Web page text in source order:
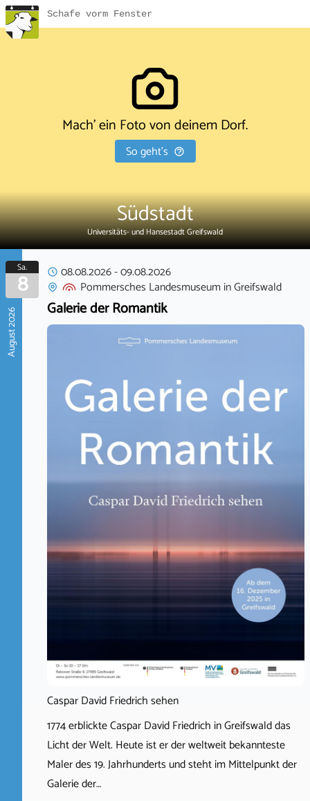
Schafe vorm Fenster
Mach' ein Foto von deinem Dorf.
So geht's
Südstadt
Universitäts- und Hansestadt Greifswald
August 2026
Sa.
8 08.08.2026-09.08.2026
Pommersches LandesmuseuminGreifswald
Galerie der Romantik
Caspar David Friedrich sehen
1774 erblickte Caspar David Friedrich in Greifswald das
Licht der Welt. Heute ist er der weltweit bekannteste
Maler des 19. Jahrhunderts und steht im Mittelpunkt der
Galerie der…